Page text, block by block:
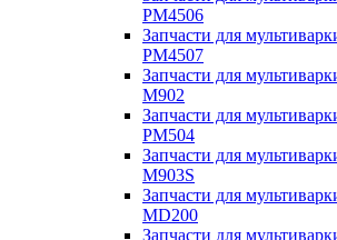
PM4506
Запчасти для
PM4507
Запчасти для
M902
Запчасти для
PM504
Запчасти для
M903S
Запчасти для
MD200
Запчасти для